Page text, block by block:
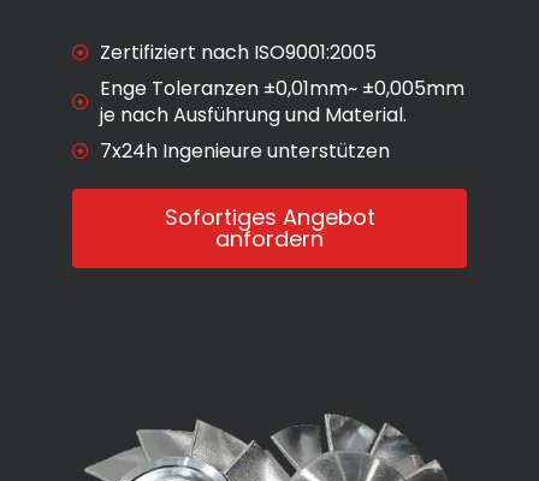
Zertifiziert nach ISO9001:2005
Enge Toleranzen ±0,01mm~ ±0,005mm
je nach Ausführung und Material.
7x24h Ingenieure unterstützen
Sofortiges Angebot
anfordern